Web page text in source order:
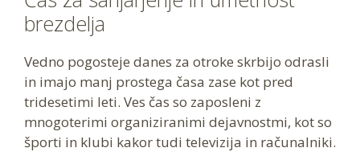
brezdelja
Vedno pogosteje danes za otroke skrbijo odrasli
in imajo manj prostega časa zase kot pred
tridesetimi leti. Ves čas so zaposleni z
mnogoterimi organiziranimi dejavnostmi, kot so
športi in klubi kakor tudi televizija in računalniki.